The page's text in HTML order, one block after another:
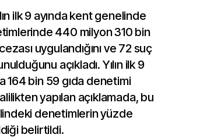
ilk 9 ayında kent genelinde
440 milyon 310 bin
uygulandığını ve 72 suç
açıkladı. Yılın ilk 9
164 bin 59 gıda denetimi
yapılan açıklamada, bu
denetimlerin yüzde
belirtildi.